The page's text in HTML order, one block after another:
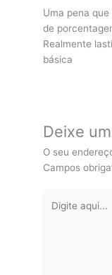
Uma pena
de
Realmente
básica
Deixe
O seu
Campos
aqui...